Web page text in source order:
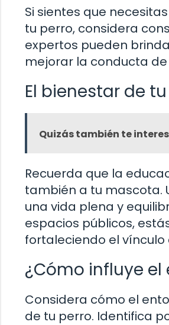
Si sientes que
tu perro, considera
expertos pueden
mejorar la conducta
El bienestar de
Quizás también te
Recuerda que la
también a tu mascota.
una vida plena y
espacios públicos,
fortaleciendo el
¿Cómo influye
Considera cómo el
de tu perro. Identifica